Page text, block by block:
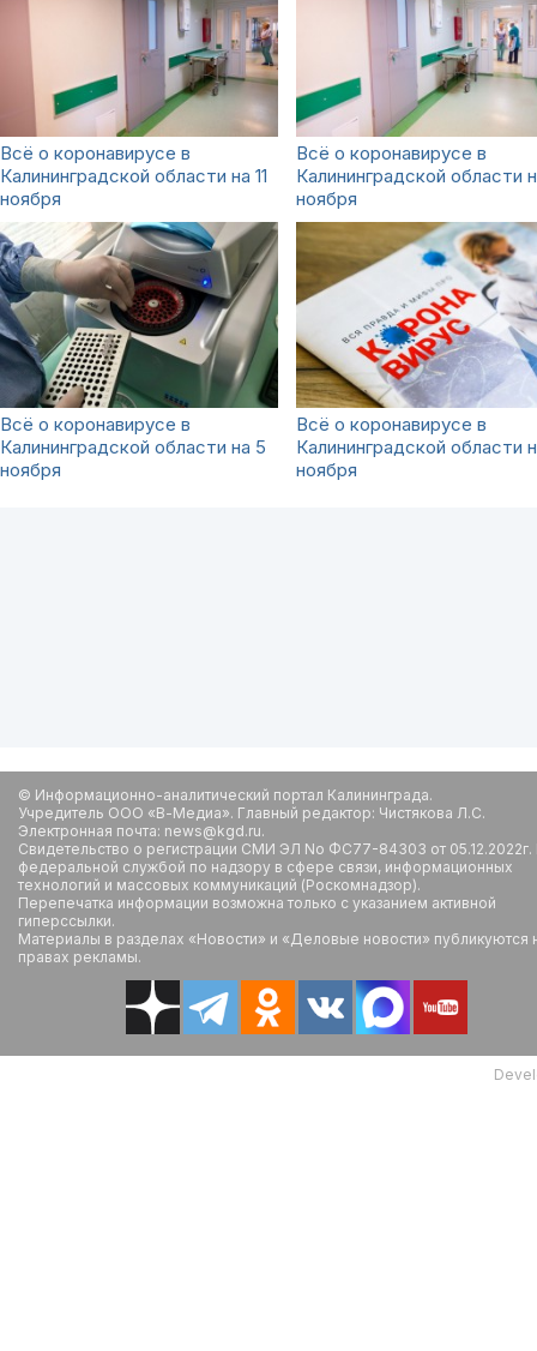
Всё о коронавирусе в
Калининградской области на 11
ноября
Всё о коронавирусе в
Калининградской области
ноября
Всё о коронавирусе в
Калининградской области на 5
ноября
Всё о коронавирусе в
Калининградской области
ноября
© Информационно-аналитический портал Калининграда.
Учредитель ООО «В-Медиа». Главный редактор: Чистякова Л.С.
Электронная почта: news@kgd.ru.
Свидетельство о регистрации СМИ ЭЛ No ФС77-84303 от
федеральной службой по надзору в сфере связи, информационных
технологий и массовых коммуникаций (Роскомнадзор).
Перепечатка информации возможна только с указанием активной
гиперссылки.
Материалы в разделах «Новости» и «Деловые новости» публикуются
правах рекламы.